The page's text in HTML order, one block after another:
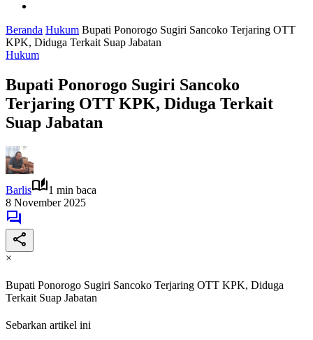
Beranda Hukum Bupati Ponorogo Sugiri Sancoko Terjaring OTT
KPK, Diduga Terkait Suap Jabatan
Hukum
Bupati Ponorogo Sugiri Sancoko
Terjaring OTT KPK, Diduga Terkait
Suap Jabatan
Barlis
1 min baca
8 November 2025
×
Bupati Ponorogo Sugiri Sancoko Terjaring OTT KPK, Diduga
Terkait Suap Jabatan
Sebarkan artikel ini